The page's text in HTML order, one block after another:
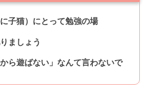
子猫）にとって勉強の場
ましょう
から遊ばない」なんて言わないで